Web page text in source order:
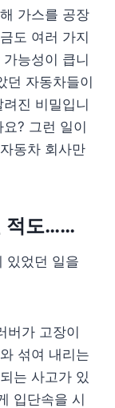
가스를 공장
도 여러 가지
능성이 큽니
던 자동차들이
진 비밀입니
? 그런 일이
동차 회사만
적도……
있었던 일을
버가 고장이
섞여 내리는
는 사고가 있
입단속을 시